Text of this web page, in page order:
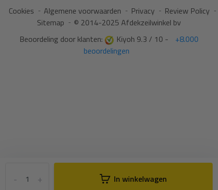
+
- In winkelwagen
Cookies Algemene voorwaarden Privacy
Review Policy
Sitemap
© 2014-2025 Afdekzeilwinkel bv
Beoordeling door klanten:
Kiyoh 9.3 / 10 -
+8.000
beoordelingen